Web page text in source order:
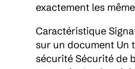
exactement les
Caractéristique
sur un document Un
sécurité Sécurité de